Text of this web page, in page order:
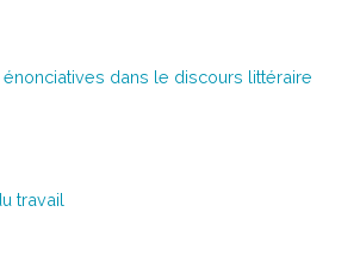
énonciatives dans le discours littéraire
travail